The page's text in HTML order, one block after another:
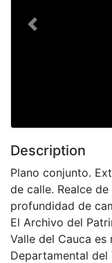
Previous
Description
Plano conjunto.
de calle. Realce
profundidad de
El Archivo del
Valle del Cauca
Departamental del